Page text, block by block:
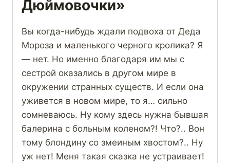
Дюймовочки»
Вы когда-нибудь ждали подвоха от Деда
Мороза и маленького черного кролика? Я
— нет. Но именно благодаря им мы с
сестрой оказались в другом мире в
окружении странных существ. И если она
уживется в новом мире, то я… сильно
сомневаюсь. Ну кому здесь нужна бывшая
балерина с больным коленом?! Что?.. Вон
тому блондину со змеиным хвостом?.. Ну
уж нет! Меня такая сказка не устраивает!